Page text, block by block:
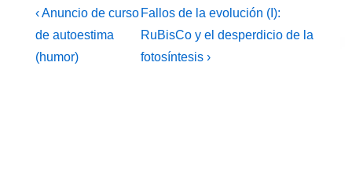
Navegación
de
entradas
La
entrada
anterior
‹ Anuncio de curso
de autoestima
(humor)
La
entrada
siguiente
Fallos de la evolución (I):
RuBisCo y el desperdicio de la
fotosíntesis ›